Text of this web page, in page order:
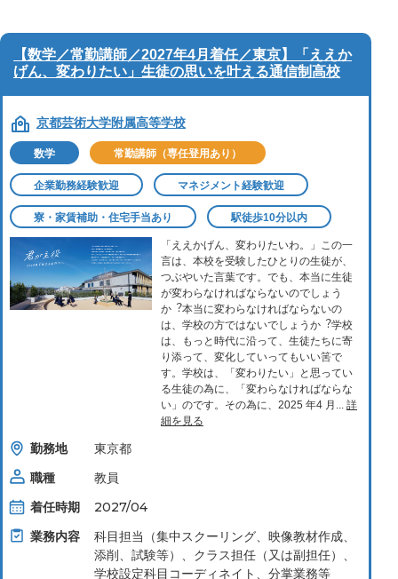
【数学／常勤講師／2027年4月着任／東京】「ええか
げん、変わりたい」生徒の思いを叶える通信制高校
京都芸術大学附属高等学校
数学 常勤講師（専任登用あり）
企業勤務経験歓迎 マネジメント経験歓迎
寮・家賃補助・住宅手当あり 駅徒歩10分以内
「ええかげん、変わりたいわ。」この⼀
⾔は、本校を受験したひとりの⽣徒が、
つぶやいた⾔葉です。でも、本当に⽣徒
が変わらなければならないのでしょう
か︖本当に変わらなければならないの
は、学校の⽅ではないでしょうか︖学校
は、もっと時代に沿って、⽣徒たちに寄
り添って、変化していってもいい筈で
す。学校は、「変わりたい」と思ってい
る⽣徒の為に、「変わらなければならな
い」のです。その為に、2025 年4 ⽉... 詳
細を見る
勤務地
東京都
職種
教員
着任時期
2027/04
業務内容
科⽬担当（集中スクーリング、映像教材作成、
添削、試験等）、クラス担任（⼜は副担任）、
学校設定科⽬コーディネイト、分掌業務等